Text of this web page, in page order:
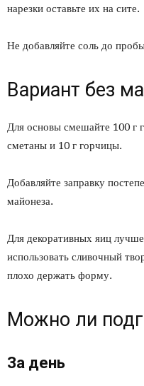
нарезки оставьте их на сите.
Не добавляйте соль до
Вариант без
Для основы смешайте 100 г
сметаны и 10 г горчицы.
Добавляйте заправку
майонеза.
Для декоративных яиц
использовать сливочный
плохо держать форму.
Можно ли
За день